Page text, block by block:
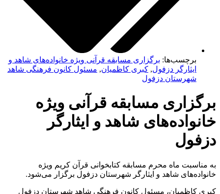
برچسب‌ها:برگزاری مسابقه قرآنی ویژه خانواده‌های شاهد و
ایثارگر دزفول, کبری کاظمیان,مسئول کانون فرهنگی شاهد
شهرستان دزفول
مسابقه قرآنی ویژه
شاهد و ایثارگر
ماه محرم مسابقه کتابخوانی قرآن کریم ویژه
شاهد و ایثارگر شهرستان دزفول برگزار می‌شود.
کاظمیان، مسئول کانون فرهنگی شاهد شهرستان دزفول